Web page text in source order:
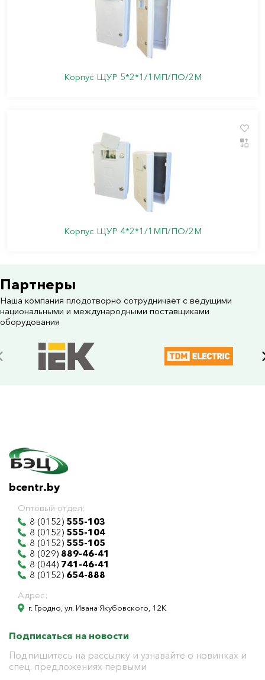
Корпус ЩУР 5*2*1/1МП/ПО/2М
Корпус ЩУР 4*2*1/1МП/ПО/2М
Партнеры
Наша компания плодотворно сотрудничает с ведущими
национальными и международными поставщиками
оборудования
bcentr.by
Оптовый отдел:
8 (0152) 555-103
8 (0152) 555-104
8 (0152) 555-105
8 (029) 889-46-41
8 (044) 741-46-41
8 (0152) 654-888
Адрес:
г. Гродно, ул. Ивана Якубовского, 12К
Подписаться на новости
Подпишитесь на рассылку и узнавайте о новинках и
спец. предложениях первыми